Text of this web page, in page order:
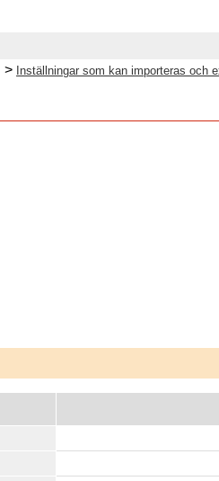
> Inställningar som kan importeras och